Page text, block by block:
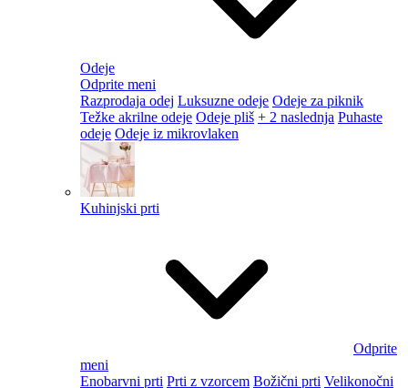
Odeje
Odprite meni
Razprodaja odej Luksuzne odeje Odeje za piknik
Težke akrilne odeje Odeje pliš + 2 naslednja Puhaste
odeje Odeje iz mikrovlaken
Kuhinjski prti
Odprite
meni
Enobarvni prti Prti z vzorcem Božični prti Velikonočni